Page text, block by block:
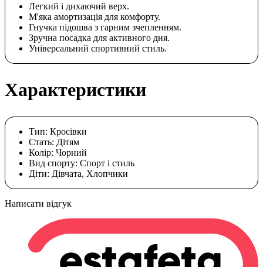
Легкий і дихаючий верх.
М'яка амортизація для комфорту.
Гнучка підошва з гарним зчепленням.
Зручна посадка для активного дня.
Універсальний спортивний стиль.
Характеристики
Тип: Кросівки
Стать: Дітям
Колір: Чорний
Вид спорту: Спорт і стиль
Діти: Дівчата, Хлопчики
Написати відгук